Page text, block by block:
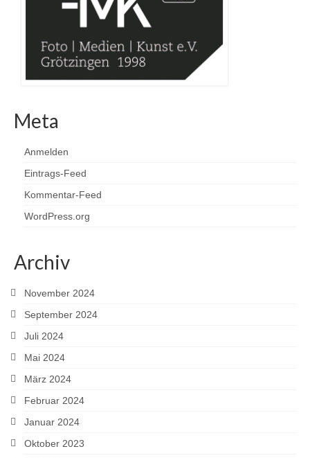
Meta
Anmelden
Eintrags-Feed
Kommentar-Feed
WordPress.org
Archiv
November 2024
September 2024
Juli 2024
Mai 2024
März 2024
Februar 2024
Januar 2024
Oktober 2023